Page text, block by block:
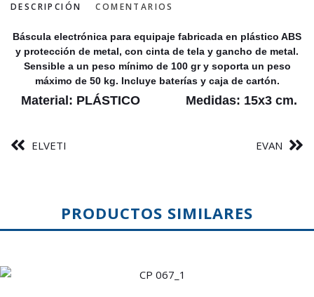
DESCRIPCIÓN COMENTARIOS
Báscula electrónica para equipaje fabricada en plástico ABS
y protección de metal, con cinta de tela y gancho de metal.
Sensible a un peso mínimo de 100 gr y soporta un peso
máximo de 50 kg. Incluye baterías y caja de cartón.
Material: PLÁSTICO Medidas: 15x3 cm.
ELVETI EVAN
PRODUCTOS SIMILARES